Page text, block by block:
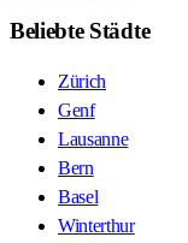
Beliebte Städte
Zürich
Genf
Lausanne
Bern
Basel
Winterthur